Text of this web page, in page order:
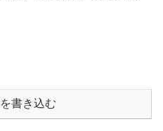
ロスバスタチン）の作用機序と副
質異常症 | やさしい薬の説明書ロ
書き込む